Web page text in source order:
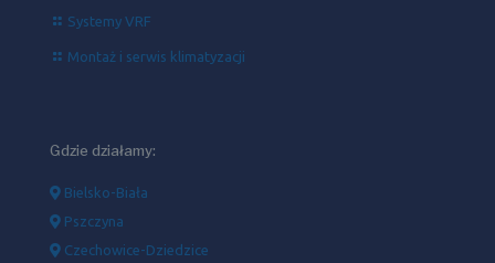
Systemy VRF
Montaż i serwis klimatyzacji
Gdzie działamy:
Bielsko-Biała
Pszczyna
Czechowice-Dziedzice